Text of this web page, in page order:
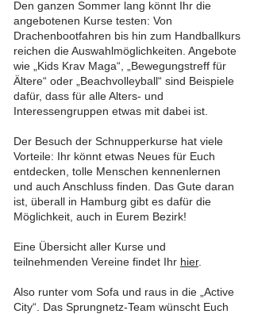
Den ganzen Sommer lang könnt Ihr die
angebotenen Kurse testen: Von
Drachenbootfahren bis hin zum Handballkurs
reichen die Auswahlmöglichkeiten. Angebote
wie „Kids Krav Maga“, „Bewegungstreff für
Ältere“ oder „Beachvolleyball“ sind Beispiele
dafür, dass für alle Alters- und
Interessengruppen etwas mit dabei ist.
Der Besuch der Schnupperkurse hat viele
Vorteile: Ihr könnt etwas Neues für Euch
entdecken, tolle Menschen kennenlernen
und auch Anschluss finden. Das Gute daran
ist, überall in Hamburg gibt es dafür die
Möglichkeit, auch in Eurem Bezirk!
Eine Übersicht aller Kurse und
teilnehmenden Vereine findet Ihr hier.
Also runter vom Sofa und raus in die „Active
City“. Das Sprungnetz-Team wünscht Euch